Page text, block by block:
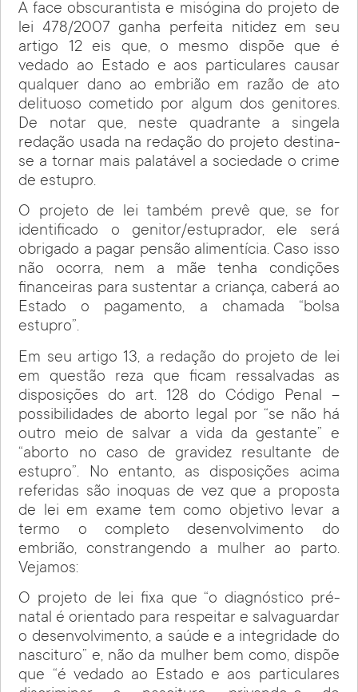
A face obscurantista e misógina do projeto de
lei 478/2007 ganha perfeita nitidez em seu
artigo 12 eis que, o mesmo dispõe que é
vedado ao Estado e aos particulares causar
qualquer dano ao embrião em razão de ato
delituoso cometido por algum dos genitores.
De notar que, neste quadrante a singela
redação usada na redação do projeto destina-
se a tornar mais palatável a sociedade o crime
de estupro.
O projeto de lei também prevê que, se for
identificado o genitor/estuprador, ele será
obrigado a pagar pensão alimentícia. Caso isso
não ocorra, nem a mãe tenha condições
financeiras para sustentar a criança, caberá ao
Estado o pagamento, a chamada “bolsa
estupro”.
Em seu artigo 13, a redação do projeto de lei
em questão reza que ficam ressalvadas as
disposições do art. 128 do Código Penal –
possibilidades de aborto legal por “se não há
outro meio de salvar a vida da gestante” e
“aborto no caso de gravidez resultante de
estupro”. No entanto, as disposições acima
referidas são inoquas de vez que a proposta
de lei em exame tem como objetivo levar a
termo o completo desenvolvimento do
embrião, constrangendo a mulher ao parto.
Vejamos:
O projeto de lei fixa que “o diagnóstico pré-
natal é orientado para respeitar e salvaguardar
o desenvolvimento, a saúde e a integridade do
nascituro” e, não da mulher bem como, dispõe
que “é vedado ao Estado e aos particulares